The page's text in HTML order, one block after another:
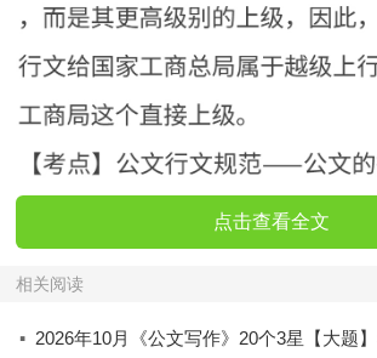
点击查看全文
相关阅读
· 2026年10月《公文写作》20个3星【大题